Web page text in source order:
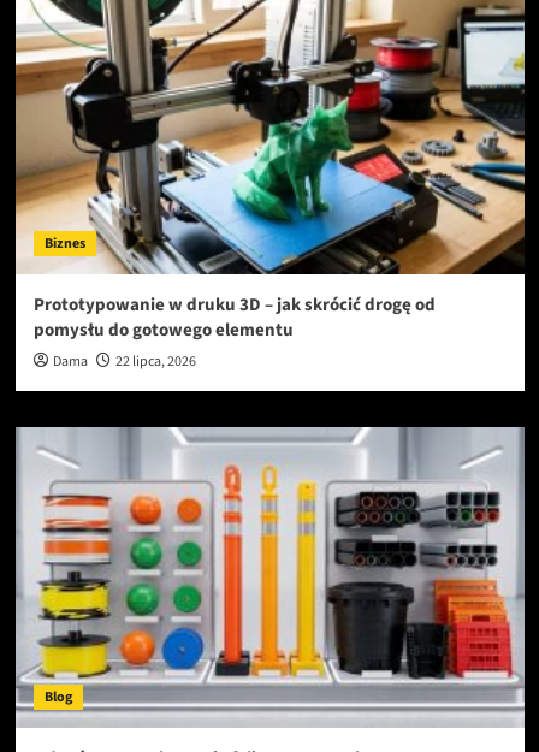
Biznes
Prototypowanie w druku 3D – jak skrócić drogę od
pomysłu do gotowego elementu
Dama 22 lipca, 2026
Blog